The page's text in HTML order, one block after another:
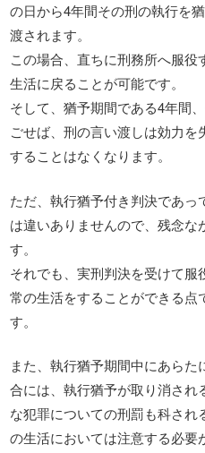
の日から4年間その刑の執行を
渡されます。
この場合、直ちに刑務所へ服役
生活に戻ることが可能です。
そして、猶予期間である4年間
ごせば、刑の言い渡しは効力
することはなくなります。
ただ、執行猶予付き判決であっ
は違いありませんので、残念な
す。
それでも、実刑判決を受けて服
常の生活をすることができる点
す。
また、執行猶予期間中にあら
合には、執行猶予が取り消され
な犯罪についての刑罰も科さ
の生活においては注意する必要